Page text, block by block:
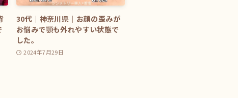
30代｜神奈川県｜お顔の歪みが
お悩みで顎も外れやすい状態で
した。
2024年7月29日